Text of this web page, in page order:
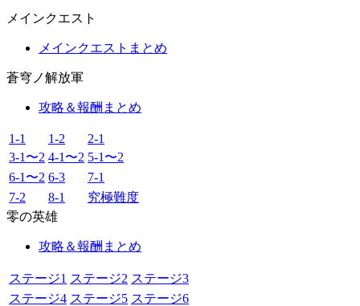
メインクエスト
メインクエストまとめ
蒼穹ノ解放軍
攻略＆報酬まとめ
1-1 1-2
2-1
3-1〜2 4-1〜2 5-1〜2
6-1〜2 6-3
7-1
7-2
8-1
究極難度
零の英雄
攻略＆報酬まとめ
ステージ1 ステージ2 ステージ3
ステージ4 ステージ5 ステージ6